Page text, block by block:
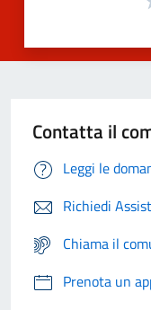
Contatta il
Leggi le
Richiedi
Chiama il
Prenota un